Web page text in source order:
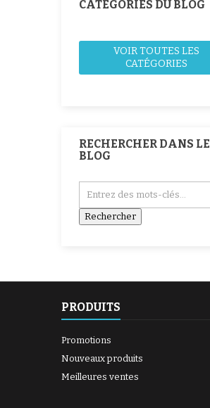
CATÉGORIES DU BLOG
VOIR TOUTES LES
CATÉGORIES
RECHERCHER DANS LE
BLOG
PRODUITS
Promotions
Nouveaux produits
Meilleures ventes